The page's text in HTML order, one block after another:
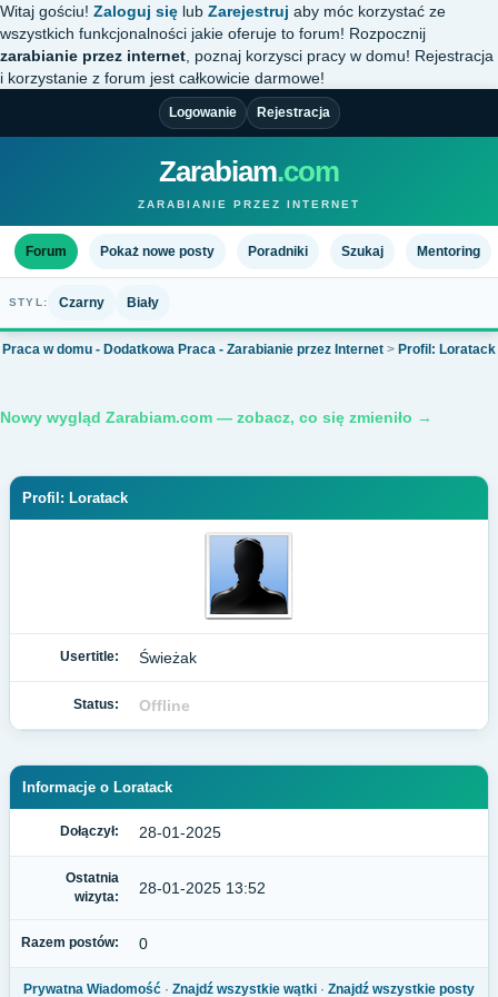
Witaj gościu! Zaloguj się lub Zarejestruj aby móc korzystać ze
wszystkich funkcjonalności jakie oferuje to forum! Rozpocznij
zarabianie przez internet , poznaj korzysci pracy w domu! Rejestracja
i korzystanie z forum jest całkowicie darmowe!
Logowanie Rejestracja
Zarabiam.com
ZARABIANIE PRZEZ INTERNET
Forum Pokaż nowe posty Poradniki Szukaj Mentoring
STYL: Czarny Biały
Praca w domu - Dodatkowa Praca - Zarabianie przez Internet > Profil: Loratack
Nowy wygląd Zarabiam.com — zobacz, co się zmieniło →
Profil: Loratack
Usertitle: Świeżak
Status: Offline
Informacje o Loratack
Dołączył: 28-01-2025
Ostatnia
wizyta:
28-01-2025 13:52
Razem postów: 0
Prywatna Wiadomość · Znajdź wszystkie wątki · Znajdź wszystkie posty